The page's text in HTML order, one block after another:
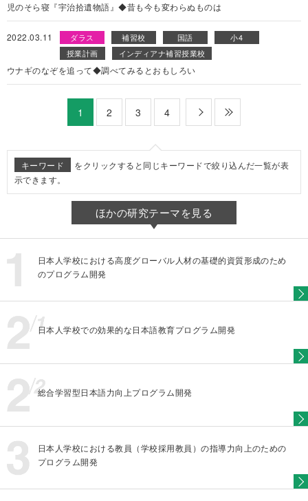
児のそら寝『宇治拾遺物語』◆昔も今も変わらぬものは
2022.03.11 ダラス 補習校 国語
小4
授業計画
インディアナ補習授業校
ウナギのなぞを追って◆調べてみるとおもしろい
1 2 3 4 次 最後
キーワード
をクリックすると同じキーワードで絞り込んだ一覧が表
示できます。
ほかの研究テーマを見る
日本人学校における高度グローバル人材の基礎的資質形成のため
のプログラム開発
日本人学校での効果的な日本語教育プログラム開発
総合学習型日本語力向上プログラム開発
日本人学校における教員（学校採用教員）の指導力向上のための
プログラム開発